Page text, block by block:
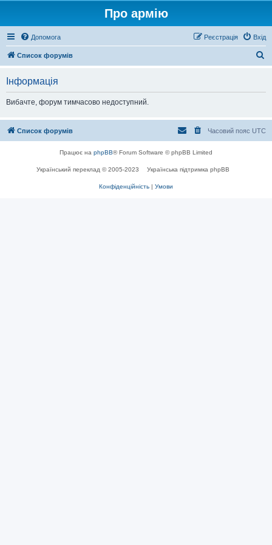
Про армію
Допомога Вхід
Реєстрація
Список форумів
Інформація
Вибачте, форум тимчасово недоступний.
Список форумів Часовий пояс UTC
Працює на phpBB® Forum Software © phpBB Limited
Український переклад © 2005-2023 Українська підтримка phpBB
Конфіденційність | Умови